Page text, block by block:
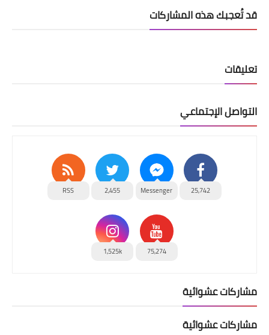
قد تُعجبك هذه المشاركات
تعليقات
التواصل الإجتماعي
25,742
Messenger
2,455
RSS
75,274
1,525k
مشاركات عشوائية
مشاركات عشوائية